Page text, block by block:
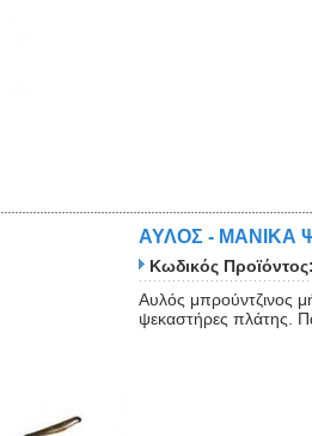
ΑΥΛΟΣ - ΜΑΝΙΚΑ
Κωδικός Προϊόντος:
Αυλός μπρούντζινος
ψεκαστήρες πλάτης.